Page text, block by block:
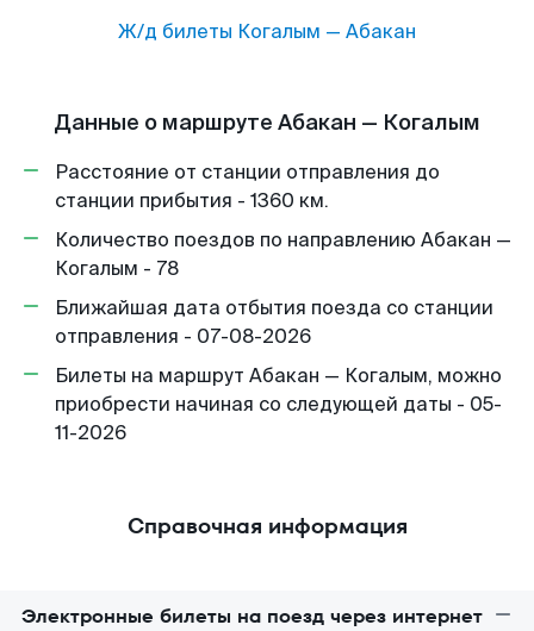
Ж/д билеты Когалым — Абакан
Данные о маршруте Абакан — Когалым
Расстояние от станции отправления до
станции прибытия - 1360 км.
Количество поездов по направлению Абакан —
Когалым - 78
Ближайшая дата отбытия поезда со станции
отправления - 07-08-2026
Билеты на маршрут Абакан — Когалым, можно
приобрести начиная со следующей даты - 05-
11-2026
Справочная информация
Электронные билеты на поезд через интернет